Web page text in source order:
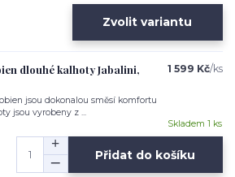
Zvolit variantu
dlouhé kalhoty Jabalini,
jsou dokonalou směsí komfortu
jsou vyrobeny z ...
1 599 Kč/ks
Skladem 1 ks
Přidat do košíku